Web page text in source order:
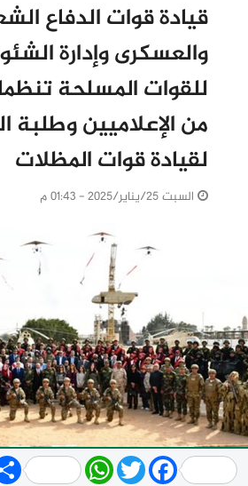
قيادة قوات الدفاع
والعسكرى وإدارة
للقوات المسلحة
من الإعلاميين وطلبة
لقيادة قوات المظلات
السبت 25/يناير/2025 - 01:43 م
Share WhatsApp
TwitterFacebook